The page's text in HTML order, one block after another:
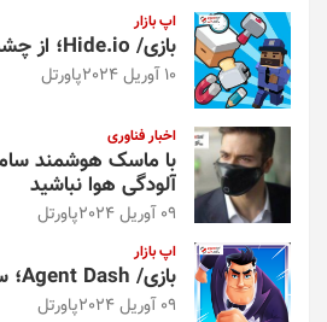
اپ بازار
بازی/ Hide.io؛ از چشم بقیه پنهان شوید
10 آوریل 2024 پاورتل
اخبار فناوری
با ماسک هوشمند
آلودگی هوا نباشید
09 آوریل 2024 پاورتل
اپ بازار
بازی/ Agent Dash؛ سکه‌ها را جمع کنید
09 آوریل 2024 پاورتل